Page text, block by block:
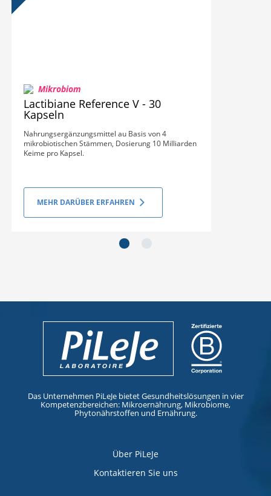
Mikrobiom
Lactibiane Reference V - 30
Kapseln
Nahrungsergänzungsmittel au Basis von 4
mikrobiotischen Stämmen, Dosierung 10 Milliarden
Keime pro Kapsel.
MEHR DARÜBER ERFAHREN
next_slide
Das Unternehmen PiLeJe bietet Gesundheitslösungen in vier
Kompetenzbereichen: Mikroernährung, Mikrobiome,
Phytonährstoffen und Ernährung.
Über PiLeJe
Kontaktieren Sie uns